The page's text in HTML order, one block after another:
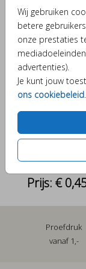
Wij gebruiken
betere
onze prestaties
advertenties).
Je kunt jouw
ons cookiebeleid.
Aantal
maken.
OMSCHRIJVING
Prijs: €
Proefdruk
vanaf 1,-